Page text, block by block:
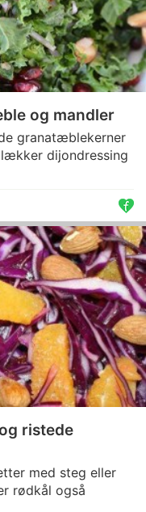
og mandler
granatæblekerner
dijondressing
ristede
med steg eller
rødkål også